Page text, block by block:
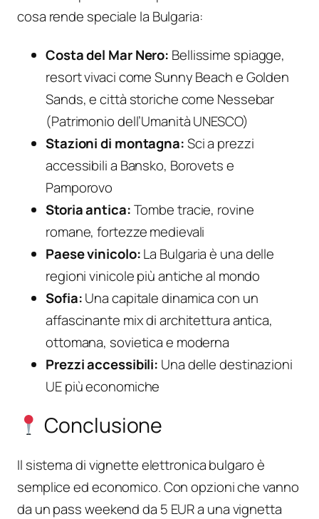
cosa rende speciale la Bulgaria:
Costa del Mar Nero: Bellissime spiagge,
resort vivaci come Sunny Beach e Golden
Sands, e città storiche come Nessebar
(Patrimonio dell’Umanità UNESCO)
Stazioni di montagna:Sci a prezzi
accessibili a Bansko, Borovets e
Pamporovo
Storia antica:Tombe tracie, rovine
romane, fortezze medievali
Paese vinicolo:La Bulgaria è una delle
regioni vinicole più antiche al mondo
Sofia:Una capitale dinamica con un
affascinante mix di architettura antica,
ottomana, sovietica e moderna
Prezzi accessibili: Una delle destinazioni
UE più economiche
Conclusione
Il sistema di vignette elettronica bulgaro è
semplice ed economico. Con opzioni che vanno
da un pass weekend da 5 EUR a una vignetta